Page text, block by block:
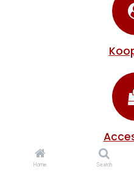
Home Search